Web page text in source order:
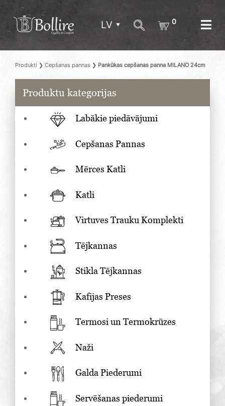
LV 0
Produkti ❯ Cepšanas pannas ❯ Pankūkas cepšanas panna MILANO 24cm
Produktu kategorijas
Labākie piedāvājumi
Cepšanas Pannas
Mērces Katli
Katli
Virtuves Trauku Komplekti
Tējkannas
Stikla Tējkannas
Kafijas Preses
Termosi un Termokrūzes
Naži
Galda Piederumi
Servēšanas piederumi